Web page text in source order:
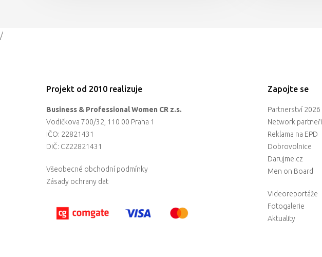
/
Projekt od 2010 realizuje
Business & Professional Women CR z.s.
Vodičkova 700/32, 110 00 Praha 1
IČO: 22821431
DIČ: CZ22821431
Všeobecné obchodní podmínky
Zásady ochrany dat
Zapojte se
Partnerství 2026
Network partneři
Reklama na EPD
Dobrovolnice
Darujme.cz
Men on Board
Videoreportáže
Fotogalerie
Aktuality